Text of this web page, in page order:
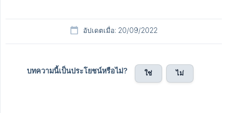
อัปเดตเมื่อ: 20/09/2022
บทความนี้เป็นประโยชน์หรือไม่? ใช่ ไม่